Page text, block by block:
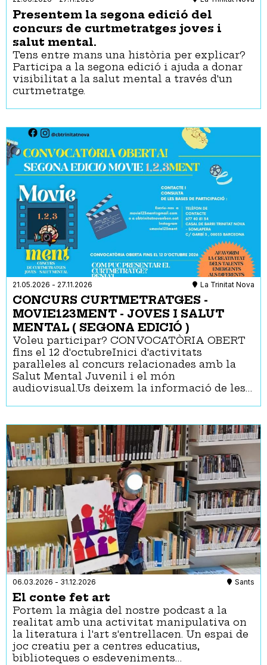
Presentem la segona edició del
concurs de curtmetratges joves i
salut mental.
Tens entre mans una història per explicar?
Participa a la segona edició i ajuda a donar
visibilitat a la salut mental a través d'un
curtmetratge.
21.05.2026 - 27.11.2026 La Trinitat Nova
CONCURS CURTMETRATGES -
MOVIE123MENT - JOVES I SALUT
MENTAL ( SEGONA EDICIÓ )
Voleu participar? CONVOCATÒRIA OBERT
fins el 12 d'octubreInici d'activitats
paral·leles al concurs relacionades amb la
Salut Mental Juvenil i el món
audiovisual.Us deixem la informació de les…
06.03.2026 - 31.12.2026 Sants
El conte fet art
Portem la màgia del nostre podcast a la
realitat amb una activitat manipulativa on
la literatura i l'art s'entrellacen. Un espai de
joc creatiu per a centres educatius,
biblioteques o esdeveniments…